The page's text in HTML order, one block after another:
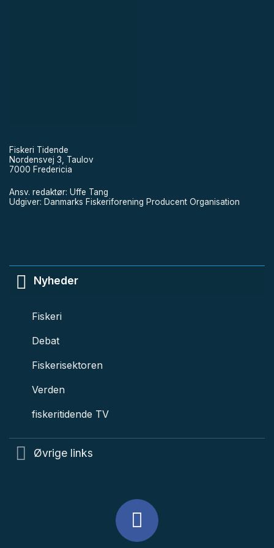
Fiskeri Tidende
Nordensvej 3, Taulov
7000 Fredericia
Ansv. redaktør: Uffe Tang
Udgiver: Danmarks Fiskeriforening Producent Organisation
Nyheder
Fiskeri
Debat
Fiskerisektoren
Verden
fiskeritidende TV
Øvrige links